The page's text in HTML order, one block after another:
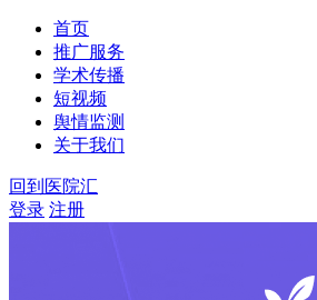
首页
推广服务
学术传播
短视频
舆情监测
关于我们
回到医院汇
登录 注册